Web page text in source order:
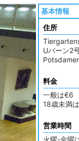
基本情報
住所
Uバーン2
料金
一般は€6
18歳未満
営業時間